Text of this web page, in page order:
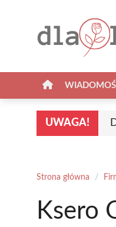
UWAGA!
Strona główna /
Ksero